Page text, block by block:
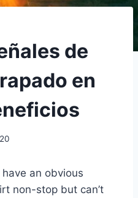
de
en
an obvious
non-stop but can’t